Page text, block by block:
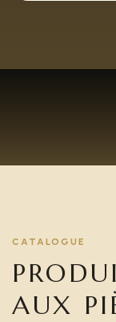
CATALOGUE
AUX